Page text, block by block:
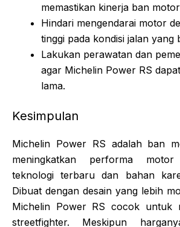
memastikan kinerja ban
Hindari mengendarai motor
tinggi pada kondisi jalan yang
Lakukan perawatan dan
agar Michelin Power RS
lama.
Kesimpulan
Michelin Power RS adalah ban
meningkatkan performa
teknologi terbaru dan bahan
Dibuat dengan desain yang lebih
Michelin Power RS cocok untuk
streetfighter. Meskipun